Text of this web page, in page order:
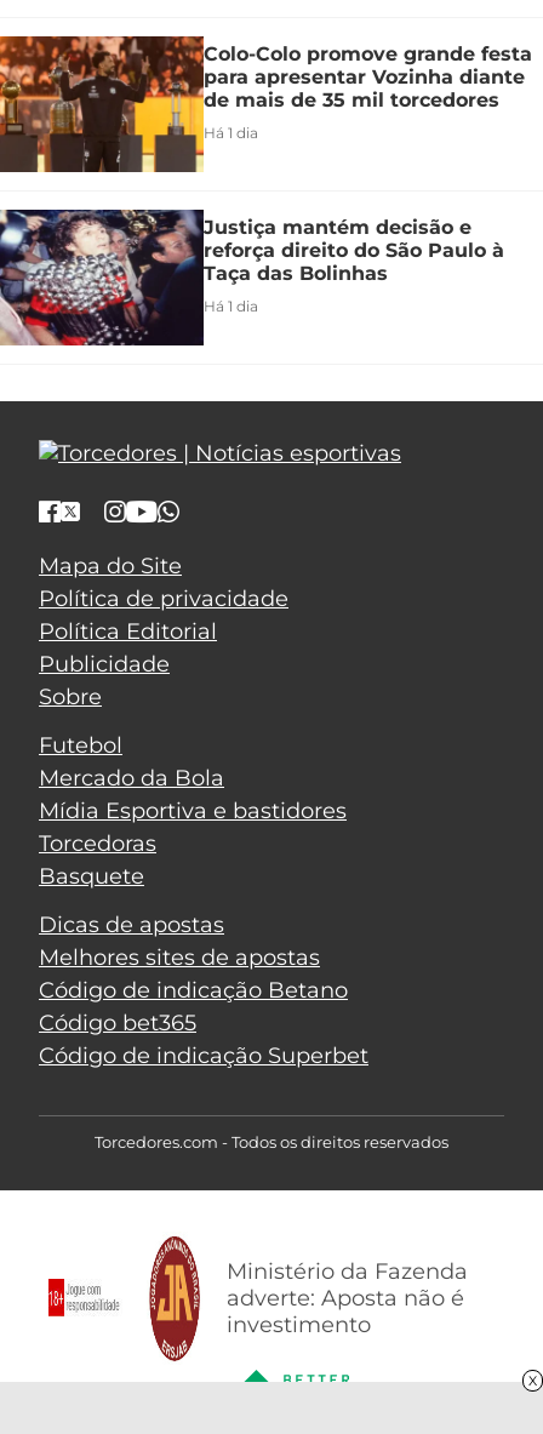
X
Colo-Colo promove grande festa
para apresentar Vozinha diante
de mais de 35 mil torcedores
Há 1 dia
Justiça mantém decisão e
reforça direito do São Paulo à
Taça das Bolinhas
Há 1 dia
Mapa do Site
Política de privacidade
Política Editorial
Publicidade
Sobre
Futebol
Mercado da Bola
Mídia Esportiva e bastidores
Torcedoras
Basquete
Dicas de apostas
Melhores sites de apostas
Código de indicação Betano
Código bet365
Código de indicação Superbet
Torcedores.com - Todos os direitos reservados
Ministério da Fazenda
adverte: Aposta não é
investimento